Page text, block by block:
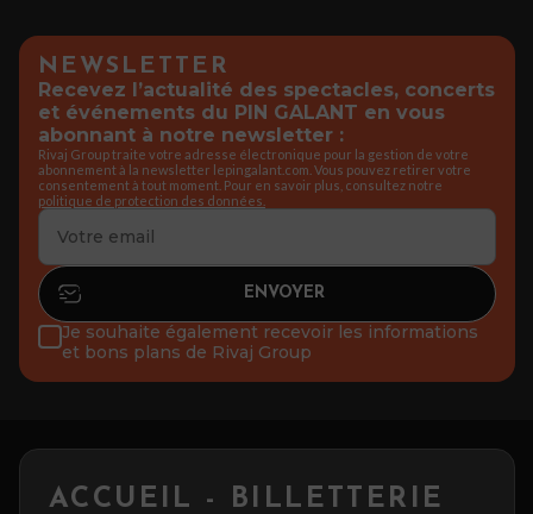
NEWSLETTER
Recevez l’actualité des spectacles, concerts
et événements du PIN GALANT en vous
abonnant à notre newsletter :
Rivaj Group traite votre adresse électronique pour la gestion de votre
abonnement à la newsletter lepingalant.com. Vous pouvez retirer votre
consentement à tout moment. Pour en savoir plus, consultez notre
politique de protection des données.
Je souhaite également recevoir les informations
et bons plans de Rivaj Group
ACCUEIL - BILLETTERIE